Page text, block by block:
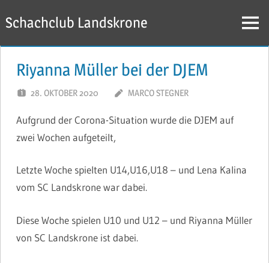
Inhalt
springen
Schachclub Landskrone Menü
Riyanna Müller bei der DJEM
28. OKTOBER 2020 MARCO STEGNER
Aufgrund der Corona-Situation wurde die DJEM auf
zwei Wochen aufgeteilt,
Letzte Woche spielten U14,U16,U18 – und Lena Kalina
vom SC Landskrone war dabei.
Diese Woche spielen U10 und U12 – und Riyanna Müller
von SC Landskrone ist dabei.